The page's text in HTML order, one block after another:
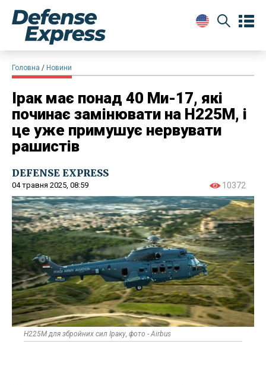
Головна Новини
Ірак має понад 40 Ми-17, які
починає замінювати на H225M, і
це уже примушує нервувати
рашистів
DEFENSE EXPRESS
04 травня 2025, 08:59 10372
H225M для збройних сил Іраку, фото - Airbus